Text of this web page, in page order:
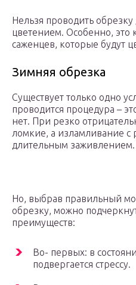
Нельзя проводить
цветением. Особенно, это
саженцев, которые будут
Зимняя обрезка
Существует только одно
проводится процедура –
нет. При резко
ломкие, а изламливание
длительным заживлением.
Но, выбрав правильный
обрезку, можно
преимуществ:
Во- первых: в
подвергается стрессу.